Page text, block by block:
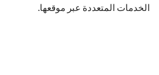
الخدمات المتعددة عبر موقعها.